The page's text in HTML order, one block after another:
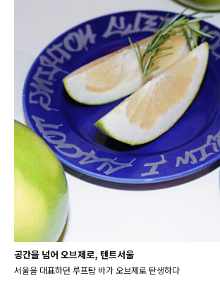
공간을 넘어 오브제로, 텐트서울
서울을 대표하던 루프탑 바가 오브제로 탄생하다